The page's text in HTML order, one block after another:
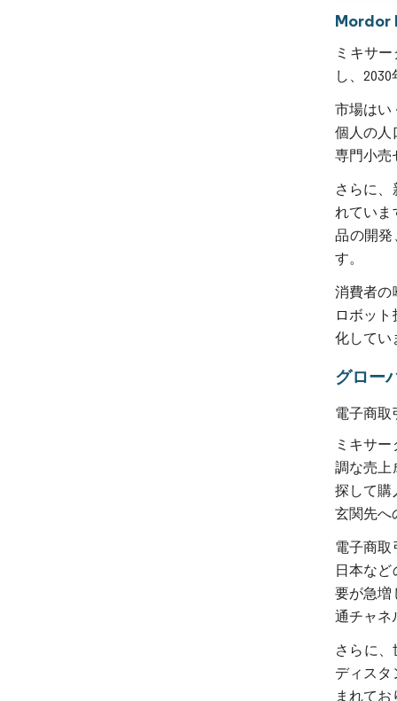
Mordor
ミキサ
し、
市場はい
個人の人
専門小売
さらに
れていま
品の開発
す。
消費者の
ロボッ
化してい
グロー
電子商取
ミキサ
調な売上
探して購
玄関先へ
電子商取
日本な
要が急増
通チャネ
さらに
ディスタ
まれて